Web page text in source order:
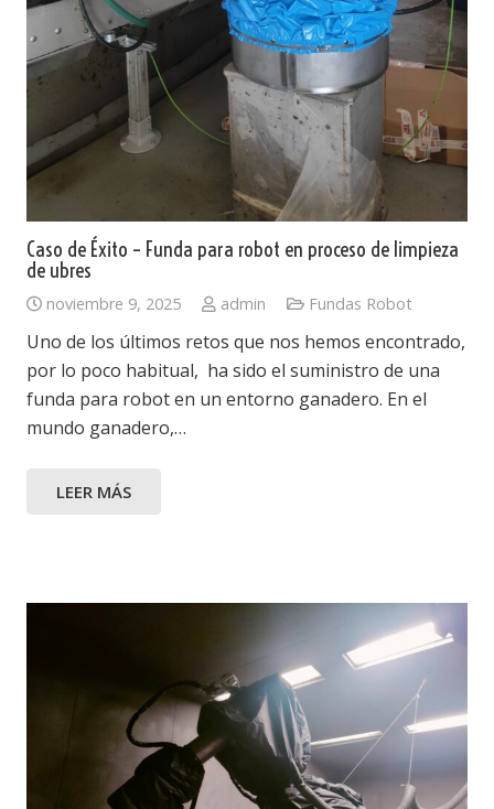
Caso de Éxito – Funda para robot en proceso de limpieza
de ubres
noviembre 9, 2025 admin Fundas Robot
Uno de los últimos retos que nos hemos encontrado,
por lo poco habitual, ha sido el suministro de una
funda para robot en un entorno ganadero. En el
mundo ganadero,…
LEER MÁS